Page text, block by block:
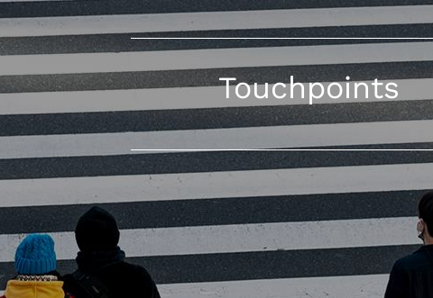
Touchpoints